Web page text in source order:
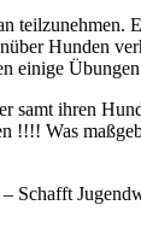
teilzunehmen.
Hunden
einige
samt ihren
!!!! Was
Schafft